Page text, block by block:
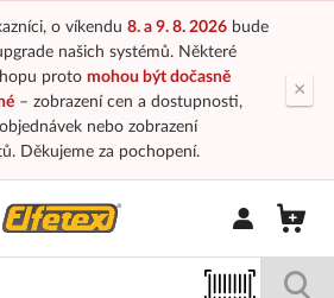
o víkendu 8. a 9. 8. 2026bude
našich systémů. Některé
proto mohou být dočasně
– zobrazení cen a dostupnosti,
nebo zobrazení
Děkujeme za pochopení.
×
Přihlásit/